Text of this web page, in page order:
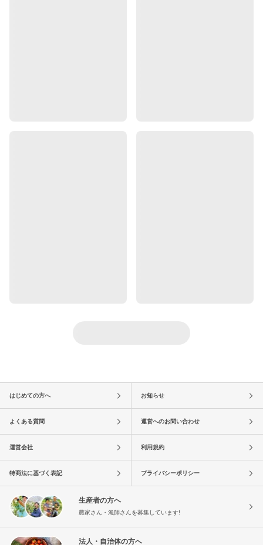
はじめての方へ お知らせ
よくある質問 運営へのお問い合わせ
運営会社 利用規約
特商法に基づく表記 プライバシーポリシー
生産者の方へ
農家さん・漁師さんを募集しています!
法人・自治体の方へ